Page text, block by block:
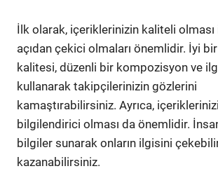
İlk olarak, içeriklerinizin kaliteli
açıdan çekici olmaları önemlidir. İyi
kalitesi, düzenli bir kompozisyon ve
kullanarak takipçilerinizin gözlerini
kamaştırabilirsiniz. Ayrıca,
bilgilendirici olması da önemlidir.
bilgiler sunarak onların ilgisini
kazanabilirsiniz.